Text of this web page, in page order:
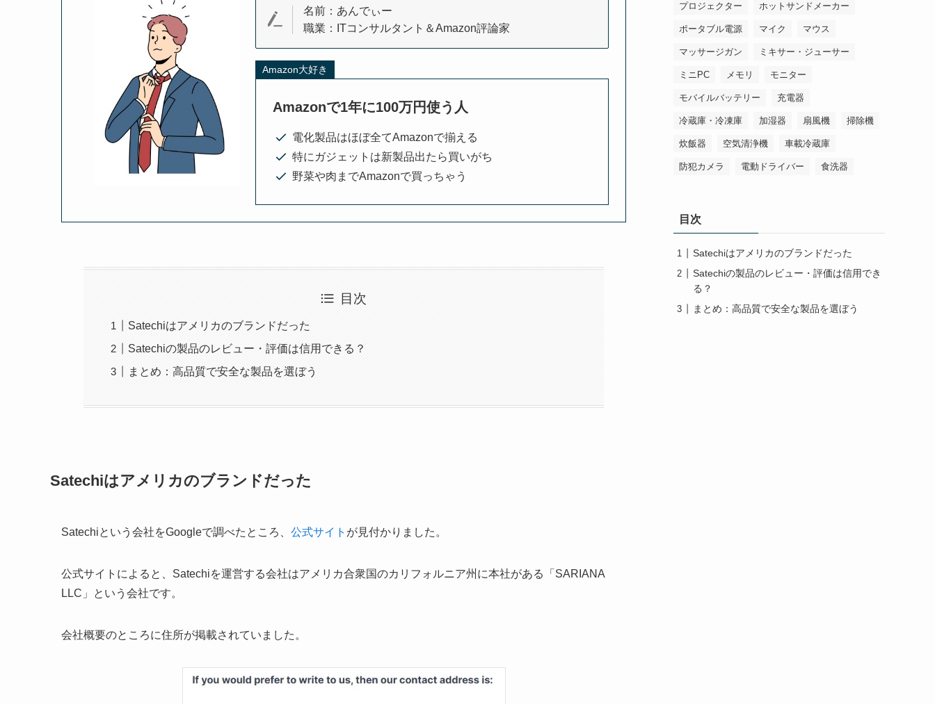
名前：あんでぃー
職業：ITコンサルタント＆Amazon評論家
Amazon大好き
Amazonで1年に100万円使う人
電化製品はほぼ全てAmazonで揃える
特にガジェットは新製品出たら買いがち
野菜や肉までAmazonで買っちゃう
目次
Satechiはアメリカのブランドだった
Satechiの製品のレビュー・評価は信用できる？
まとめ：高品質で安全な製品を選ぼう
Satechiはアメリカのブランドだった
Satechiという会社をGoogleで調べたところ、 公式サイト が見付かりました。
公式サイトによると、Satechiを運営する会社はアメリカ合衆国のカリフォルニア州に本社がある「SARIANA
LLC」という会社です。
会社概要のところに住所が掲載されていました。
プロジェクター ホットサンドメーカー
ポータブル電源 マイク マウス
マッサージガン ミキサー・ジューサー
ミニPC メモリ モニター
モバイルバッテリー 充電器
冷蔵庫・冷凍庫 加湿器 扇風機 掃除機
炊飯器 空気清浄機 車載冷蔵庫
防犯カメラ 電動ドライバー 食洗器
目次
Satechiはアメリカのブランドだった
Satechiの製品のレビュー・評価は信用でき
る？
まとめ：高品質で安全な製品を選ぼう